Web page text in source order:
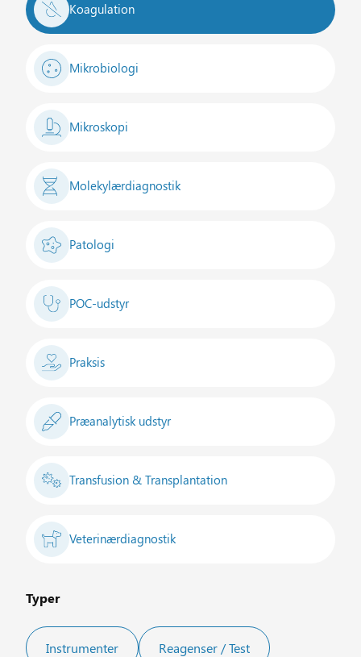
Koagulation
Mikrobiologi
Mikroskopi
Molekylærdiagnostik
Patologi
POC-udstyr
Praksis
Præanalytisk udstyr
Transfusion & Transplantation
Veterinærdiagnostik
Typer
Instrumenter Reagenser / Test